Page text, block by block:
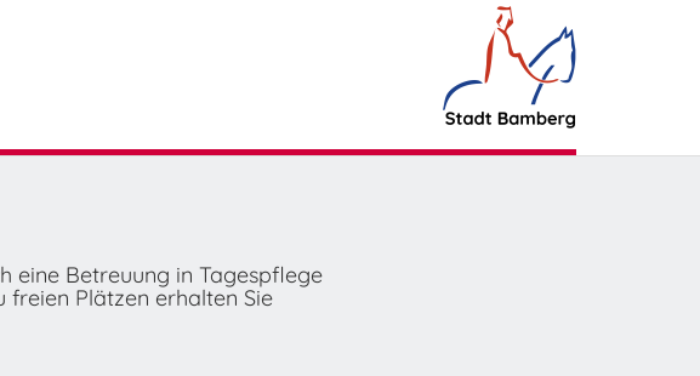
eine Betreuung in Tagespflege
Plätzen erhalten Sie